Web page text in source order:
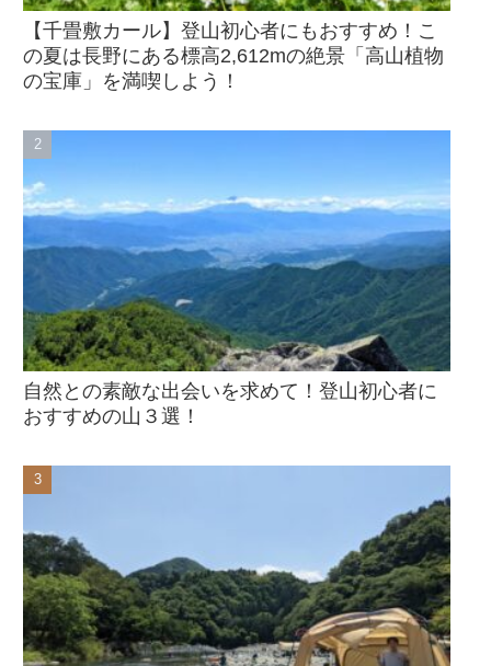
【千畳敷カール】登山初心者にもおすすめ！こ
の夏は長野にある標高2,612mの絶景「高山植物
の宝庫」を満喫しよう！
自然との素敵な出会いを求めて！登山初心者に
おすすめの山３選！